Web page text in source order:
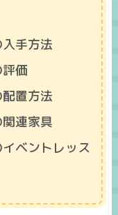
手方法
価
置方法
連家具
ベントレッス